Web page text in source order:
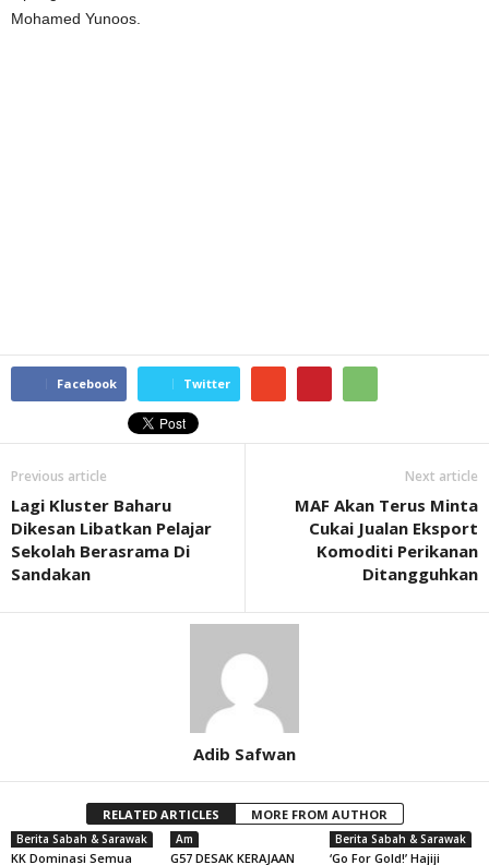
Mohamed Yunoos.
Facebook Twitter
Previous article
Lagi Kluster Baharu
Dikesan Libatkan Pelajar
Sekolah Berasrama Di
Sandakan
Next article
MAF Akan Terus Minta
Cukai Jualan Eksport
Komoditi Perikanan
Ditangguhkan
Adib Safwan
RELATED ARTICLES MORE FROM AUTHOR
Berita Sabah & Sarawak
KK Dominasi Semua
Am
G57 DESAK KERAJAAN
Berita Sabah & Sarawak
‘Go For Gold!’ Hajiji